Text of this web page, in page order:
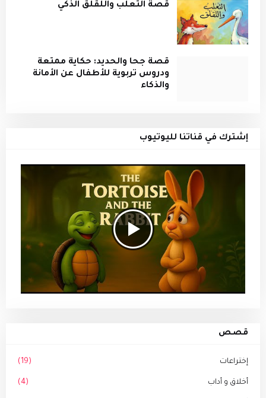
قصة الثعلب واللقلق الذكي
قصة جحا والحديد: حكاية ممتعة
ودروس تربوية للأطفال عن الأمانة
والذكاء
إشترك في قناتنا لليوتيوب
قصص
إختراعات (19)
أخلاق و أداب (4)